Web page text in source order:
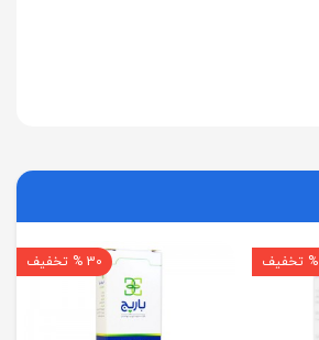
30 % تخفیف